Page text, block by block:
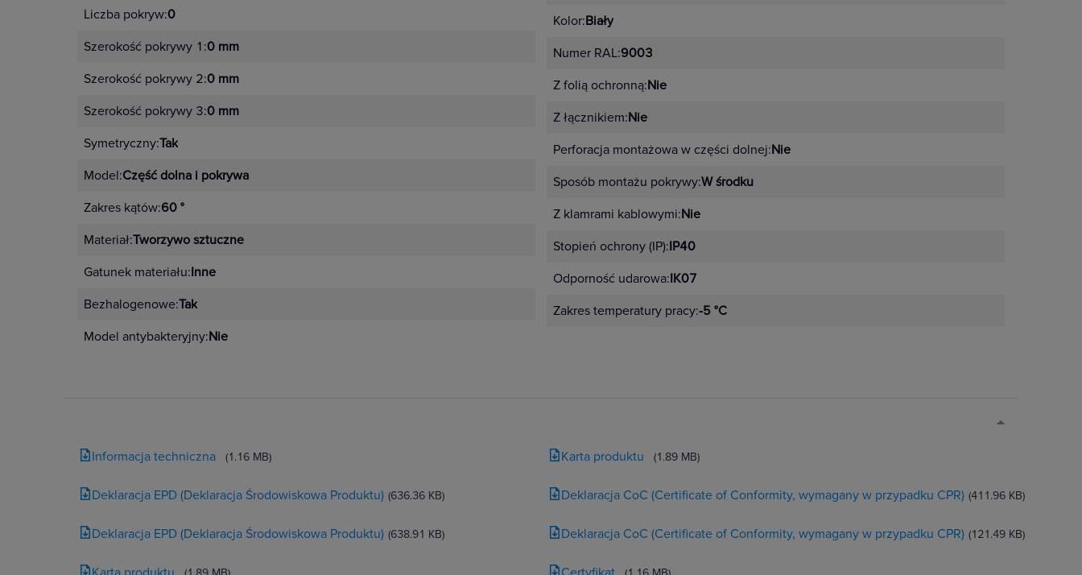
Liczba pokryw:0
Szerokość pokrywy 1:0 mm
Szerokość pokrywy 2:0 mm
Szerokość pokrywy 3:0 mm
Symetryczny:Tak
Model:Część dolna i pokrywa
Zakres kątów:60 °
Materiał:Tworzywo sztuczne
Gatunek materiału:Inne
Bezhalogenowe:Tak
Model antybakteryjny:Nie
Kolor:Biały
Numer RAL:9003
Z folią ochronną:Nie
Z łącznikiem:Nie
Perforacja montażowa w części dolnej:Nie
Sposób montażu pokrywy:W środku
Z klamrami kablowymi:Nie
Stopień ochrony (IP):IP40
Odporność udarowa:IK07
Zakres temperatury pracy:-5 °C
Informacja techniczna (1.16 MB)
Deklaracja EPD (Deklaracja Środowiskowa Produktu) (636.36 KB)
Deklaracja EPD (Deklaracja Środowiskowa Produktu) (638.91 KB)
Karta produktu (1.89 MB)
Deklaracja CoC (Certificate of Conformity, wymagany w przypadku CPR) (411.96 KB)
Deklaracja CoC (Certificate of Conformity, wymagany w przypadku CPR) (121.49 KB)